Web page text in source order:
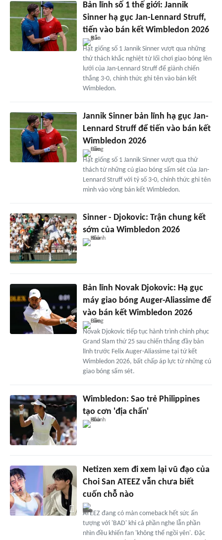
Bản lĩnh số 1 thế giới: Jannik
Sinner hạ gục Jan-Lennard Struff,
tiến vào bán kết Wimbledon 2026
Hạt giống số 1 Jannik Sinner vượt qua những
thử thách khắc nghiệt từ lối chơi giao bóng lên
lưới của Jan-Lennard Struff để giành chiến
thắng 3-0, chính thức ghi tên vào bán kết
Wimbledon.
Jannik Sinner bản lĩnh hạ gục Jan-
Lennard Struff để tiến vào bán kết
Wimbledon 2026
Hạt giống số 1 Jannik Sinner vượt qua thử
thách từ những cú giao bóng sấm sét của Jan-
Lennard Struff với tỷ số 3-0, chính thức ghi tên
mình vào vòng bán kết Wimbledon.
Sinner - Djokovic: Trận chung kết
sớm của Wimbledon 2026
Bản lĩnh Novak Djokovic: Hạ gục
máy giao bóng Auger-Aliassime để
vào bán kết Wimbledon 2026
Novak Djokovic tiếp tục hành trình chinh phục
Grand Slam thứ 25 sau chiến thắng đầy bản
lĩnh trước Felix Auger-Aliassime tại tứ kết
Wimbledon 2026, bất chấp áp lực từ những cú
giao bóng sấm sét.
Wimbledon: Sao trẻ Philippines
tạo cơn 'địa chấn'
Netizen xem đi xem lại vũ đạo của
Choi San ATEEZ vẫn chưa biết
cuốn chỗ nào
ATEEZ đang có màn comeback hết sức ấn
tượng với 'BAD' khi cả phần nghe lẫn phần
nhìn đều khiến fan 'không thể ngồi yên'. Đặc